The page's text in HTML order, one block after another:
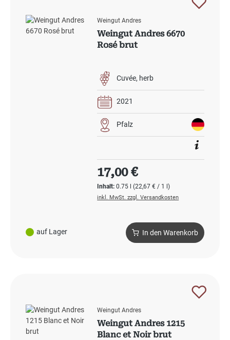
auf Lager
Weingut Andres
Weingut Andres 6670
Rosé brut
Cuvée herb
2021
Pfalz
Inhalt:0.75 l(22,67 € / 1 l)
Regulärer Preis:
17,00 €
inkl. MwSt. zzgl. Versandkosten
In den Warenkorb
Weingut Andres
Weingut Andres 1215
Blanc et Noir brut